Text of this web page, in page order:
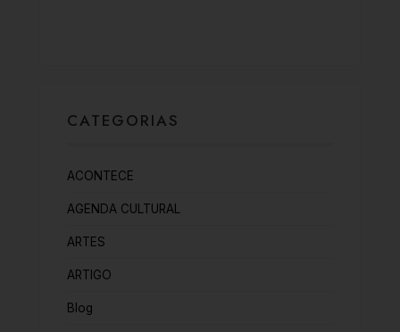
CATEGORIAS
ACONTECE
AGENDA CULTURAL
ARTES
ARTIGO
Blog